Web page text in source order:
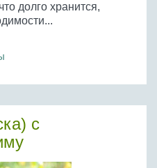
долго хранится,
с